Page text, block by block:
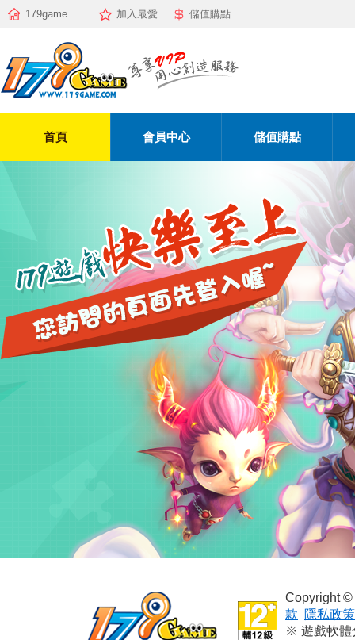
179game 加入最愛 儲值購點
首頁 會員中心 儲值購點
Copyright
款
隱私政策
※ 遊戲軟體